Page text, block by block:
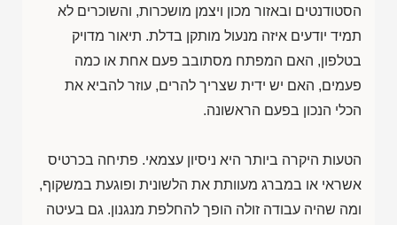
הסטודנטים ובאזור מכון ויצמן מושכרות, והשוכרים לא
תמיד יודעים איזה מנעול מותקן בדלת. תיאור מדויק
בטלפון, האם המפתח מסתובב פעם אחת או כמה
פעמים, האם יש ידית שצריך להרים, עוזר להביא את
הכלי הנכון בפעם הראשונה.
הטעות היקרה ביותר היא ניסיון עצמאי. פתיחה בכרטיס
אשראי או במברג מעוותת את הלשונית ופוגעת במשקוף,
ומה שהיה עבודה זולה הופך להחלפת מנגנון. גם בעיטה